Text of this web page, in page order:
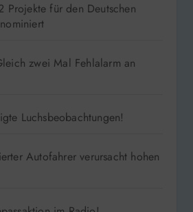
Projekte für den Deutschen
zwei Mal Fehlalarm an
Luchsbeobachtungen!
Autofahrer verursacht hohen